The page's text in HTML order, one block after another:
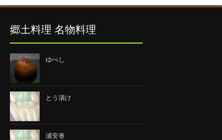
郷土料理 名物料理
ゆべし
とう漬け
浦安巻